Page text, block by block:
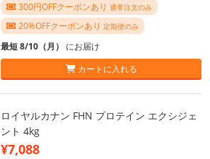
300円OFFクーポンあり 通常注文のみ
20%OFFクーポンあり 定期便のみ
最短 8/10（月） にお届け
カートに入れる
ロイヤルカナン FHN プロテイン エクシジェ
ント 4kg
¥7,088